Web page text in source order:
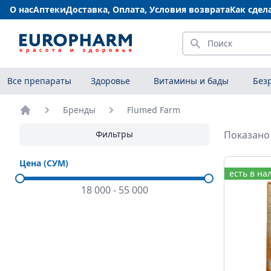
О насАптекиДоставка, Оплата, Условия возвратаКак
Искать
Все препараты Здоровье Витамины и бады
Бренды Flumed Farm
Фильтры
Цена (СУМ)
18 000- 55 000
есть в